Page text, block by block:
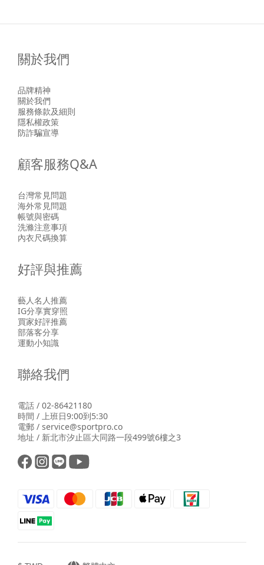
關於我們
品牌精神
關於我們
服務條款及細則
隱私權政策
防詐騙宣導
顧客服務Q&A
台灣常見問題
海外常見問題
帳號與密碼
洗滌注意事項
內衣尺碼換算
好評與推薦
藝人名人推薦
IG分享實穿照
買家好評推薦
部落客分享
運動小知識
聯絡我們
電話 / 02-86421180
時間 / 上班日9:00到5:30
電郵 / service@sportpro.co
地址 / 新北市汐止區大同路一段499號6樓之3